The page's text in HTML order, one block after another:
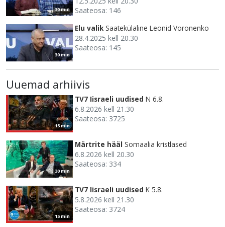
30 min
Saateosa: 146
30 min
Elu valik Saatekülaline Leonid Voronenko
28.4.2025 kell 20.30
Saateosa: 145
Uuemad arhiivis
15 min
TV7 Iisraeli uudised N 6.8.
6.8.2026 kell 21.30
Saateosa: 3725
30 min
Märtrite hääl Somaalia kristlased
6.8.2026 kell 20.30
Saateosa: 334
15 min
TV7 Iisraeli uudised K 5.8.
5.8.2026 kell 21.30
Saateosa: 3724